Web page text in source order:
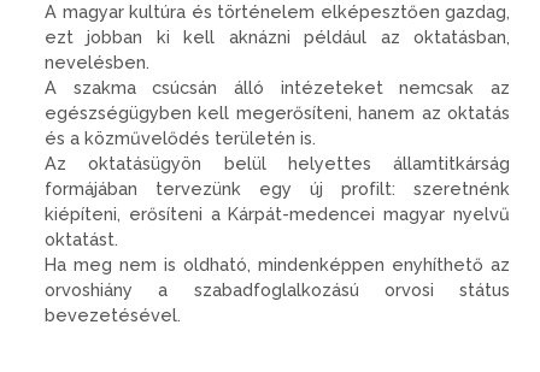
A magyar kultúra és történelem elképesztően gazdag,
ezt jobban ki kell aknázni például az oktatásban,
nevelésben.
A szakma csúcsán álló intézeteket nemcsak az
egészségügyben kell megerősíteni, hanem az oktatás
és a közművelődés területén is.
Az oktatásügyön belül helyettes államtitkárság
formájában tervezünk egy új profilt: szeretnénk
kiépíteni, erősíteni a Kárpát-medencei magyar nyelvű
oktatást.
Ha meg nem is oldható, mindenképpen enyhíthető az
orvos­hiány a szabadfoglalkozású orvosi státus
bevezetésével.